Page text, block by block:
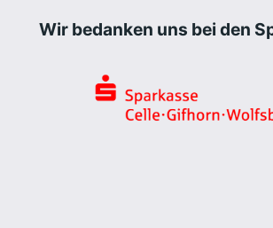
Wir bedanken uns bei den